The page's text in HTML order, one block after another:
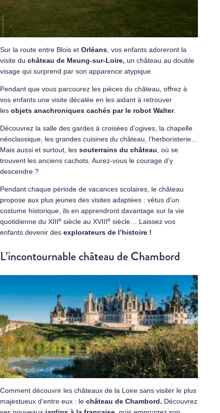
Sur la route entre Blois et Orléans , vos enfants adoreront la
visite du château de Meung-sur-Loire, un château au double
visage qui surprend par son apparence atypique.
Pendant que vous parcourez les pièces du château, offrez à
vos enfants une visite décalée en les aidant à retrouver
les objets anachroniques cachés par le robot Walter.
Découvrez la salle des gardes à croisées d’ogives, la chapelle
néoclassique, les grandes cuisines du château, l’herboristerie…
Mais aussi et surtout, les souterrains du château , où se
trouvent les anciens cachots. Aurez-vous le courage d’y
descendre ?
Pendant chaque période de vacances scolaires, le château
propose aux plus jeunes des visites adaptées : vêtus d’un
costume historique, ils en apprendront davantage sur la vie
quotidienne du XIIIe siècle au XVIIIe siècle… Laissez vos
enfants devenir des explorateurs de l’histoire !
L’incontournable château de Chambord
Comment découvrir les châteaux de la Loire sans visiter le plus
majestueux d’entre eux : le château de Chambord. Découvrez